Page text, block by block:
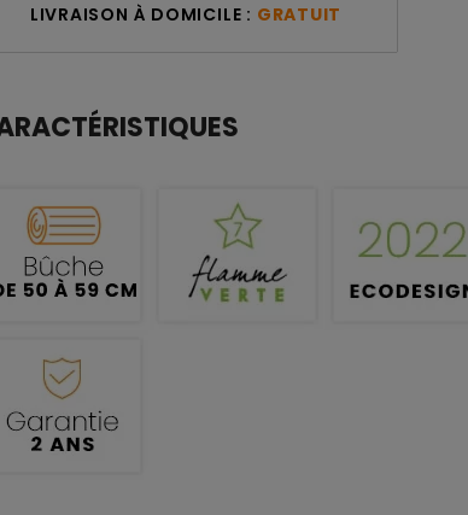
LIVRAISON À DOMICILE : GRATUIT